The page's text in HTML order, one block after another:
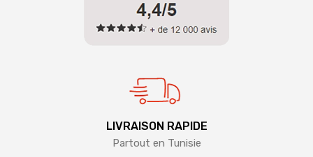
LIVRAISON RAPIDE
Partout en Tunisie